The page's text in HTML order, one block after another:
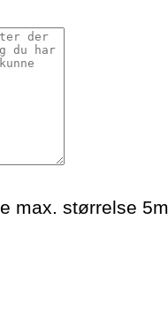
max. størrelse